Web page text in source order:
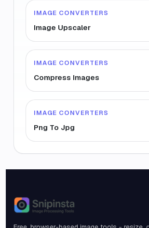
IMAGE CONVERTERS
Image Upscaler
IMAGE CONVERTERS
Compress Images
IMAGE CONVERTERS
Png To Jpg
Snipinsta